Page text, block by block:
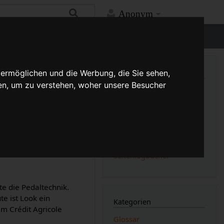
und die Werbung, die Sie sehen,
um zu verstehen, woher unsere Besucher
on line338 Anonym
in der
die Pedaltechnik.
ist Look ein
Crédit Agricole
Mehr
Links auf diese Seite
Seitenlogbücher
Kategorien
Glossar